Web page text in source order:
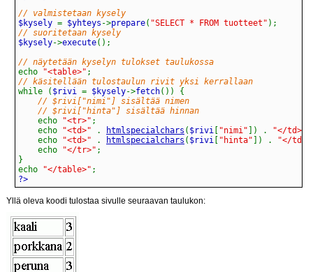
// valmistetaan kysely
$kysely = $yhteys ->prepare( "SELECT * FROM tuotteet" ) ;
// suoritetaan kysely
$kysely->execute( ) ;
// näytetään kyselyn tulokset taulukossa
echo
"<table>" ;
// käsitellään tulostaulun rivit yksi kerrallaan
while
( $rivi = $kysely->fetch( ) )
{
// $rivi["nimi"] sisältää nimen
// $rivi["hinta"] sisältää hinnan
echo
"<tr>" ;
echo
"<td>" . htmlspecialchars ( $rivi "nimi" ) . "</td>"
echo
"<td>" . htmlspecialchars ( $rivi "hinta" ) . "</td>"
echo
"</tr>" ;
}
echo
"</table>" ;
?>
Yllä oleva koodi tulostaa sivulle seuraavan taulukon: